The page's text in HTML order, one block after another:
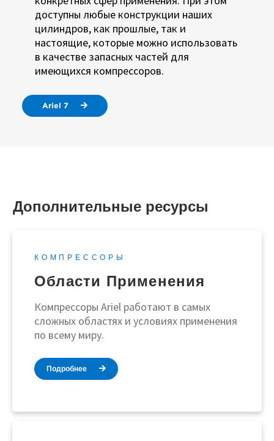
доступны любые конструкции наших
цилиндров, как прошлые, так и
настоящие, которые можно использовать
в качестве запасных частей для
имеющихся компрессоров.
Ariel 7
Дополнительные ресурсы
Области Применения
КОМПРЕССОРЫ
Компрессоры Ariel работают в самых
сложных областях и условиях применения
по всему миру.
Подробнее